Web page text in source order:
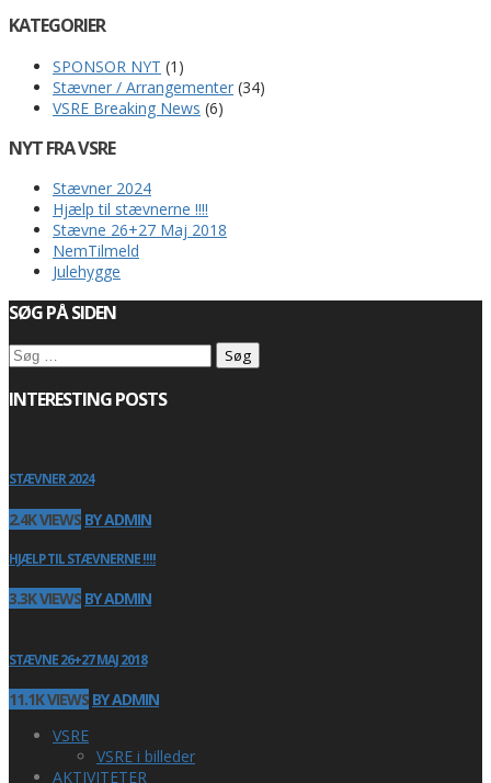
KATEGORIER
SPONSOR NYT (1)
Stævner / Arrangementer (34)
VSRE Breaking News (6)
NYT FRA VSRE
Stævner 2024
Hjælp til stævnerne !!!!
Stævne 26+27 Maj 2018
NemTilmeld
Julehygge
SØG PÅ SIDEN
Søg
efter:
INTERESTING POSTS
STÆVNER 2024
2.4K VIEWS BY ADMIN
HJÆLP TIL STÆVNERNE !!!!
3.3K VIEWS BY ADMIN
STÆVNE 26+27 MAJ 2018
11.1K VIEWS BY ADMIN
VSRE
VSRE i billeder
AKTIVITETER